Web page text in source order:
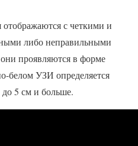
отображаются с четкими и
либо неправильными
проявляются в форме
белом УЗИ определяется
5 см и больше.